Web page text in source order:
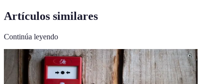
Artículos similares
Continúa leyendo